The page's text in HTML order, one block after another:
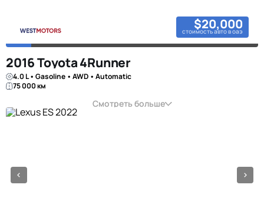
$20,000
стоимость авто в оаэ
2016 Toyota 4Runner
4.0 L • Gasoline • AWD • Automatic
75 000 км
Смотреть больше